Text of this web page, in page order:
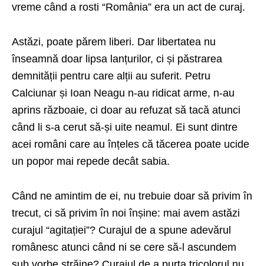
vreme când a rosti “România” era un act de curaj.
Astăzi, poate părem liberi. Dar libertatea nu
înseamnă doar lipsa lanțurilor, ci și păstrarea
demnității pentru care alții au suferit. Petru
Calciunar și Ioan Neagu n-au ridicat arme, n-au
aprins războaie, ci doar au refuzat să tacă atunci
când li s-a cerut să-și uite neamul. Ei sunt dintre
acei români care au înțeles că tăcerea poate ucide
un popor mai repede decât sabia.
Când ne amintim de ei, nu trebuie doar să privim în
trecut, ci să privim în noi înșine: mai avem astăzi
curajul “agitației”? Curajul de a spune adevărul
românesc atunci când ni se cere să-l ascundem